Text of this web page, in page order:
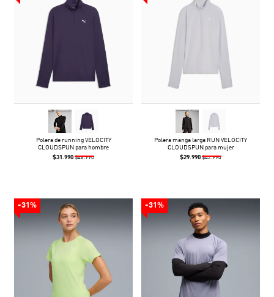
Polera de running VELOCITY
CLOUDSPUN para hombre
$31.990 $46.990
Polera manga larga RUN VELOCITY
CLOUDSPUN para mujer
$29.990 $42.990
-31% -31%